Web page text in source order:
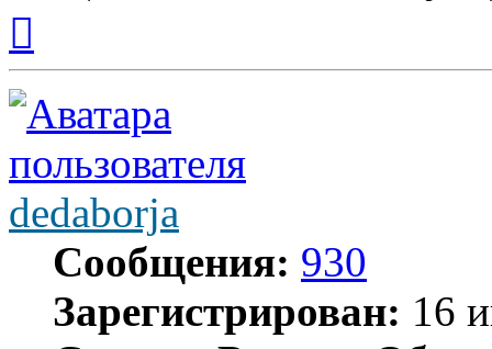
началу
dedaborja
Сообщения: 930
Зарегистрирован: 16